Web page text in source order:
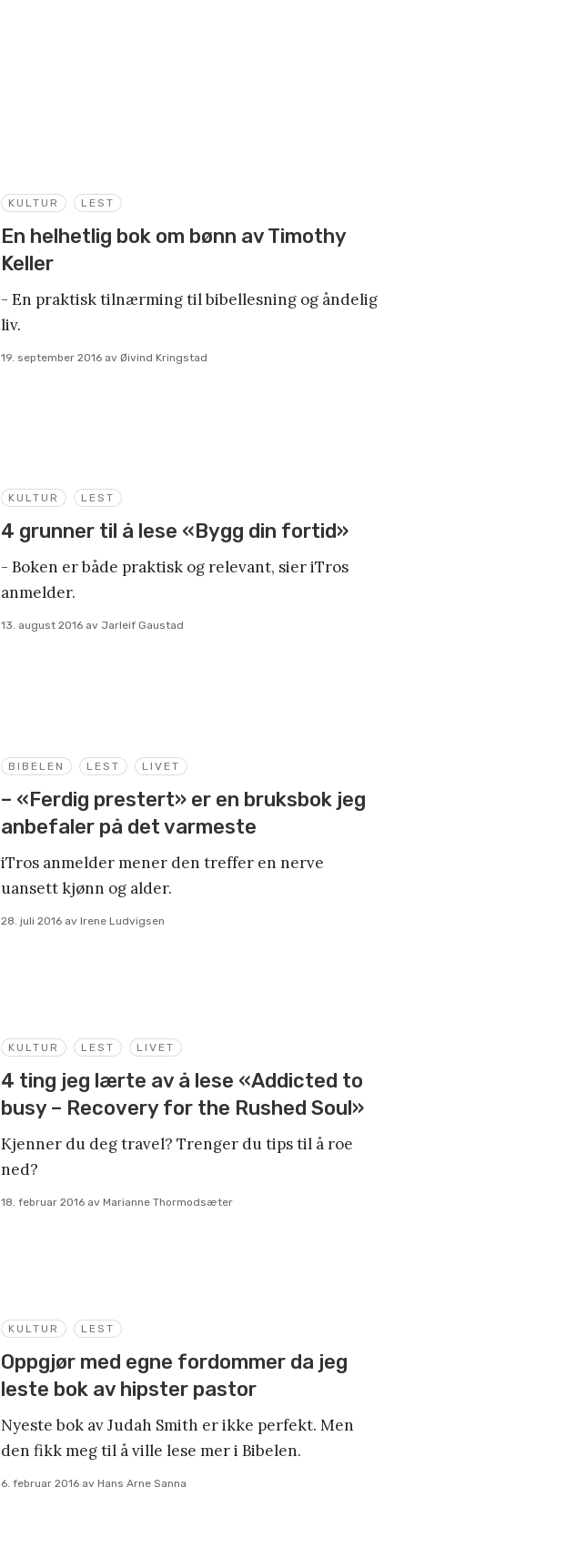
KULTUR LEST
En helhetlig bok om bønn av Timothy
Keller
- En praktisk tilnærming til bibellesning og åndelig
liv.
19. september 2016 av Øivind Kringstad
KULTUR LEST
4 grunner til å lese «Bygg din fortid»
- Boken er både praktisk og relevant, sier iTros
anmelder.
13. august 2016 av Jarleif Gaustad
BIBELEN LEST LIVET
– «Ferdig prestert» er en bruksbok jeg
anbefaler på det varmeste
iTros anmelder mener den treffer en nerve
uansett kjønn og alder.
28. juli 2016 av Irene Ludvigsen
KULTUR LEST LIVET
4 ting jeg lærte av å lese «Addicted to
busy – Recovery for the Rushed Soul»
Kjenner du deg travel? Trenger du tips til å roe
ned?
18. februar 2016 av Marianne Thormodsæter
KULTUR LEST
Oppgjør med egne fordommer da jeg
leste bok av hipster pastor
Nyeste bok av Judah Smith er ikke perfekt. Men
den fikk meg til å ville lese mer i Bibelen.
6. februar 2016 av Hans Arne Sanna